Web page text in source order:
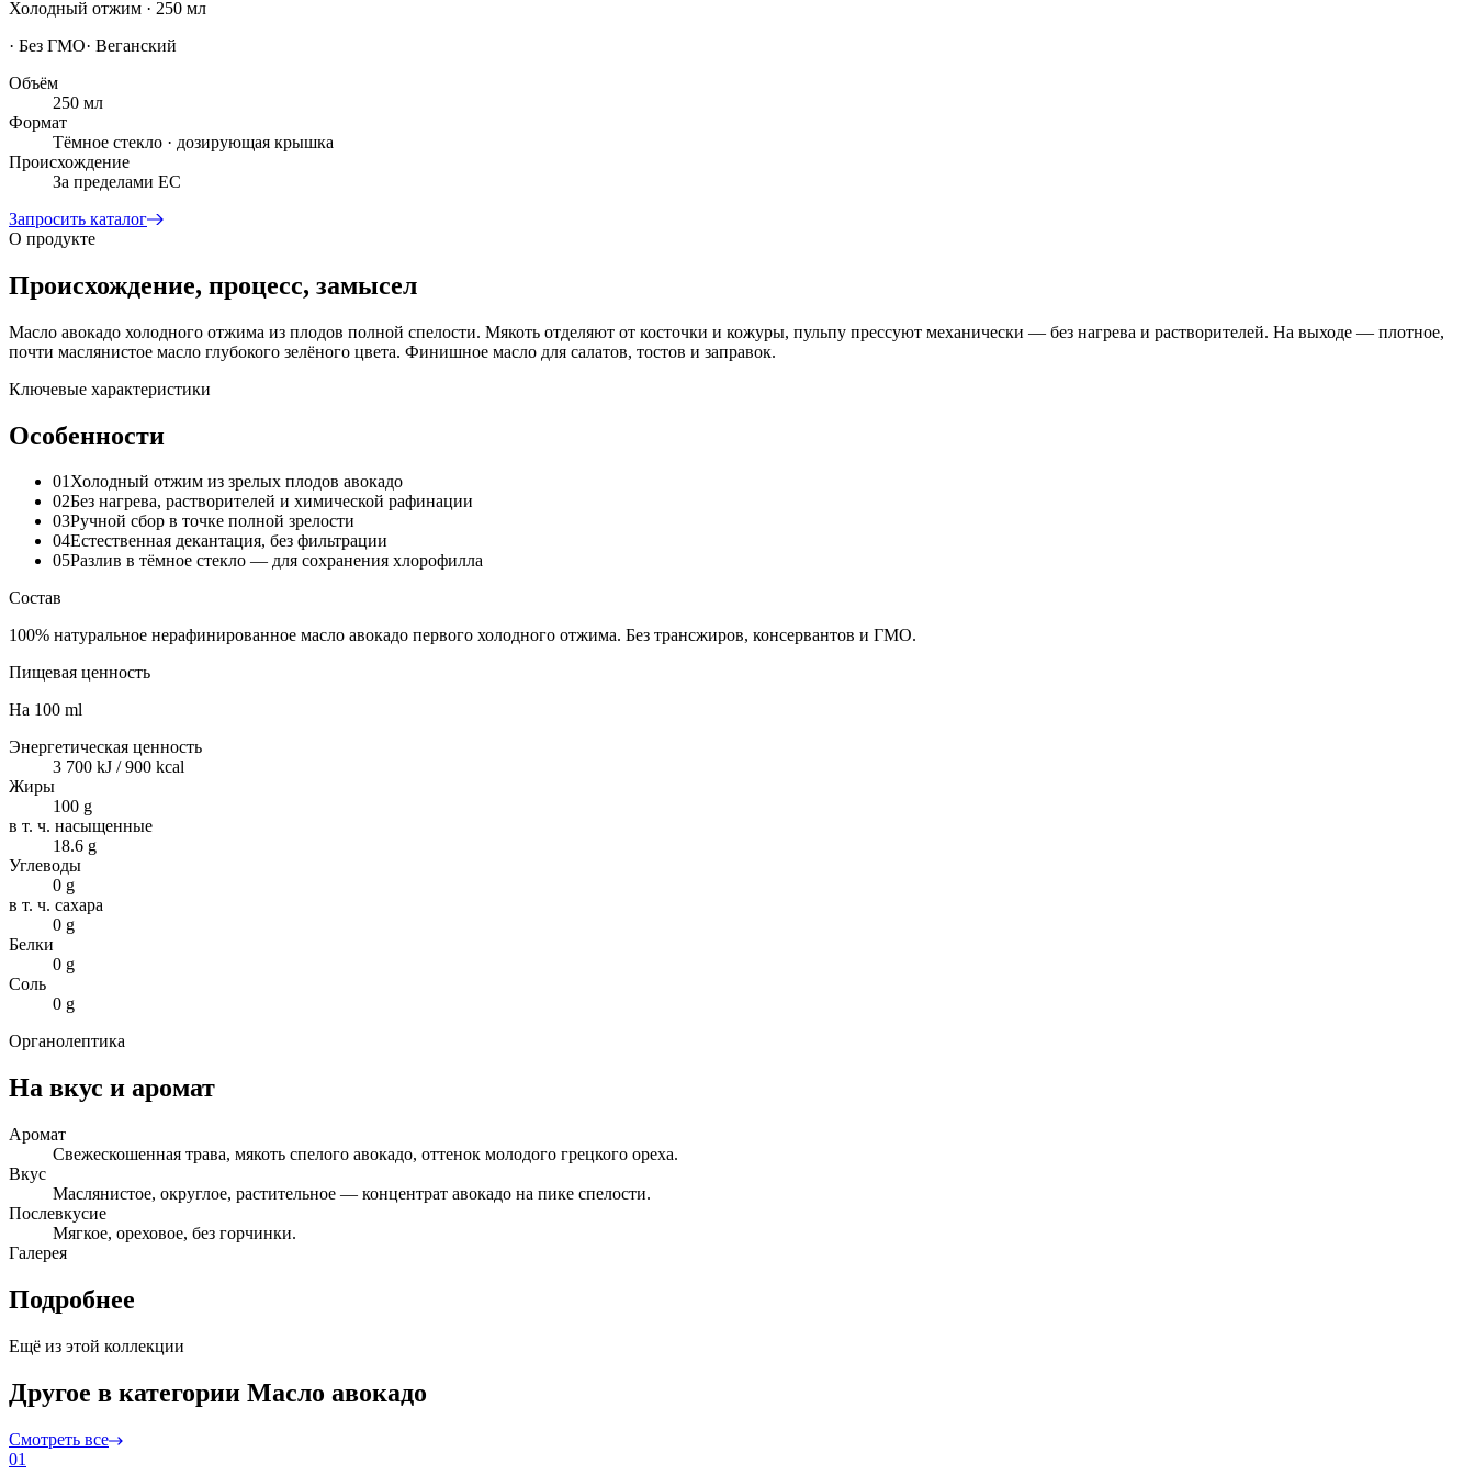
Холодный отжим · 250 мл
· Без ГМО· Веганский
Объём
250 мл
Формат
Тёмное стекло · дозирующая крышка
Происхождение
За пределами ЕС
Запросить каталог
О продукте
Происхождение, процесс, замысел
Масло авокадо холодного отжима из плодов полной спелости. Мякоть отделяют от косточки и кожуры, пульпу прессуют механически — без нагрева и растворителей. На выходе — плотное,
почти маслянистое масло глубокого зелёного цвета. Финишное масло для салатов, тостов и заправок.
Ключевые характеристики
Особенности
01Холодный отжим из зрелых плодов авокадо
02Без нагрева, растворителей и химической рафинации
03Ручной сбор в точке полной зрелости
04Естественная декантация, без фильтрации
05Разлив в тёмное стекло — для сохранения хлорофилла
Состав
100% натуральное нерафинированное масло авокадо первого холодного отжима. Без трансжиров, консервантов и ГМО.
Пищевая ценность
На 100 ml
Энергетическая ценность
3 700 kJ / 900 kcal
Жиры
100 g
в т. ч. насыщенные
18.6 g
Углеводы
0 g
в т. ч. сахара
0 g
Белки
0 g
Соль
0 g
Органолептика
На вкус и аромат
Аромат
Свежескошенная трава, мякоть спелого авокадо, оттенок молодого грецкого ореха.
Вкус
Маслянистое, округлое, растительное — концентрат авокадо на пике спелости.
Послевкусие
Мягкое, ореховое, без горчинки.
Галерея
Подробнее
Ещё из этой коллекции
Другое в категории Масло авокадо
Смотреть все
01